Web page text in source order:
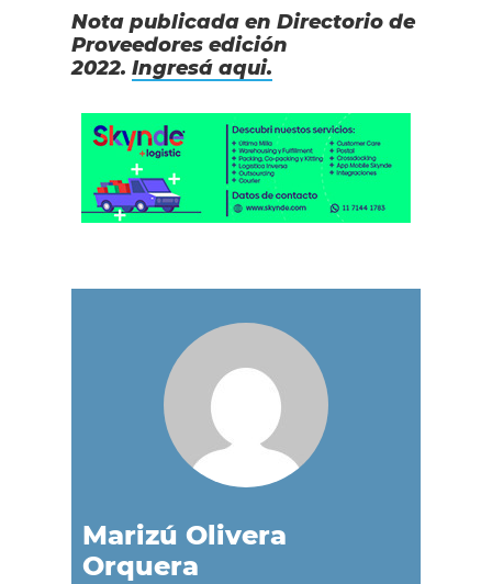
Nota publicada en Directorio de
Proveedores edición
2022. Ingresá aqui.
Marizú Olivera
Orquera